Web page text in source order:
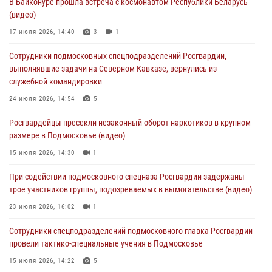
В Подмосковье отметили годовщину со Дня образования ОМОН
«Пересвет»
02 августа 2026, 18:01
Офицер подмосковного главка Росгвардии стал гостем эфира
«Радио 1»
01 августа 2026, 17:57
крупную сумму в Подмосковье
31 июля 2026, 13:00
действиях в Подмосковье (видео)
31 июля 2026, 09:00
В Байконуре прошла встреча с космонавтом Республики Беларусь
(видео)
17 июля 2026, 14:40 3 1
Сотрудники подмосковных спецподразделений Росгвардии,
выполнявшие задачи на Северном Кавказе, вернулись из
служебной командировки
24 июля 2026, 14:54 5
Росгвардейцы пресекли незаконный оборот наркотиков в крупном
размере в Подмосковье (видео)
15 июля 2026, 14:30 1
При содействии подмосковного спецназа Росгвардии задержаны
трое участников группы, подозреваемых в вымогательстве (видео)
23 июля 2026, 16:02 1
Сотрудники спецподразделений подмосковного главка Росгвардии
провели тактико-специальные учения в Подмосковье
15 июля 2026, 14:22 5